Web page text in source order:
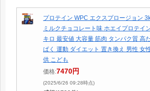
プロテイン WPC エクスプロージョン
ミルクチョコレート味 ホエイプロテイ
キロ 最安値 大容量 筋肉 タンパク質 高
ぱく 運動 ダイエット 置き換え 男性 女
供 こども
価格:7470円
(2025/6/26 09:28時点)